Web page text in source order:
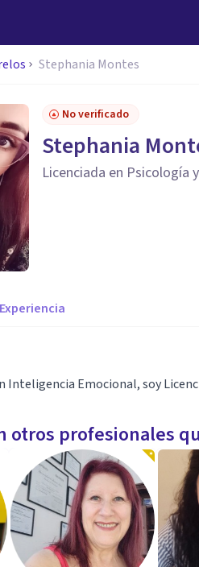
Stephania Montes
No verificado
Stephania
Licenciada en Psicología
Experiencia
Inteligencia Emocional, soy
otros profesionales